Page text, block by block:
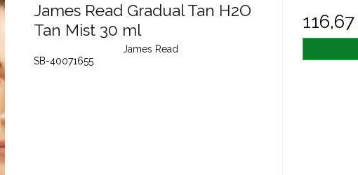
James Read Gradual Tan H2O
Tan Mist 30 ml
James Read
SB-40071655